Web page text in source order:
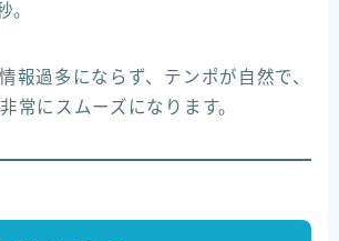
。
報過多にならず、テンポが自然で、
常にスムーズになります。